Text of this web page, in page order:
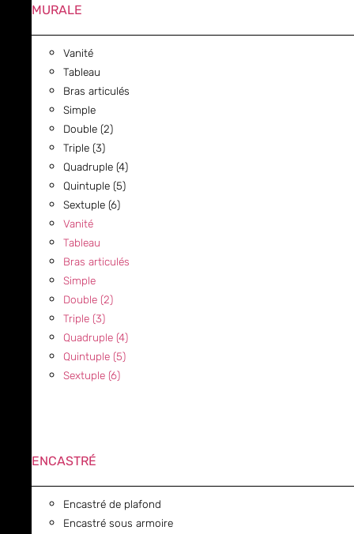
MURALE
Vanité
Tableau
Bras articulés
Simple
Double (2)
Triple (3)
Quadruple (4)
Quintuple (5)
Sextuple (6)
Vanité
Tableau
Bras articulés
Simple
Double (2)
Triple (3)
Quadruple (4)
Quintuple (5)
Sextuple (6)
ENCASTRÉ
Encastré de plafond
Encastré sous armoire